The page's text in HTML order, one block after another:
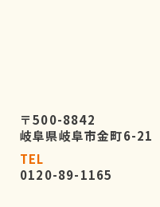
〒500-8842
岐阜県岐阜市金町6-
TEL
0120-89-1165